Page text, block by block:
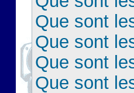
Que sont
Que sont
Que sont
Que sont